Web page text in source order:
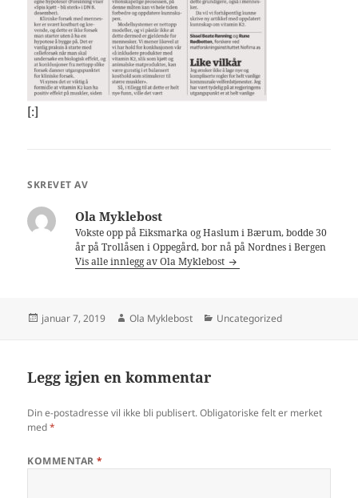
[:]
SKREVET AV
Ola Myklebost
Vokste opp på Eiksmarka og Haslum i Bærum, bodde 30
år på Trollåsen i Oppegård, bor nå på Nordnes i Bergen
Vis alle innlegg av Ola Myklebost
Publisert
januar 7, 2019 Forfatter
Ola Myklebost Kategorier
Uncategorized
Legg igjen en kommentar
Din e-postadresse vil ikke bli publisert. Obligatoriske felt er merket
med*
KOMMENTAR*